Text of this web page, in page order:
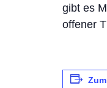
gibt es
offener